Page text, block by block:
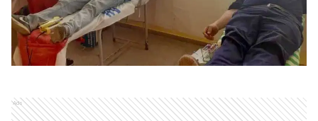
Ads